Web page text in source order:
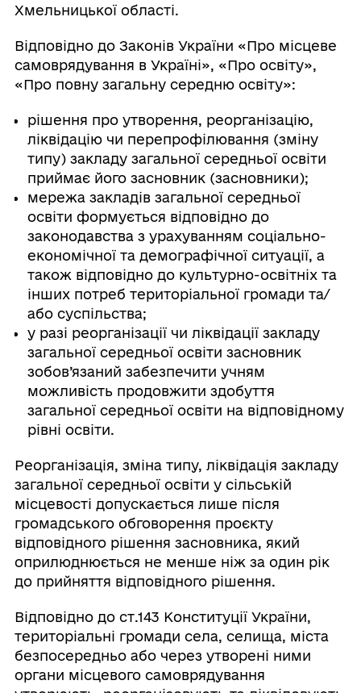
Хмельницької області.
Відповідно до Законів України «Про місцеве
самоврядування в Україні», «Про освіту»,
«Про повну загальну середню освіту»:
рішення про утворення, реорганізацію,
ліквідацію чи перепрофілювання (зміну
типу) закладу загальної середньої освіти
приймає його засновник (засновники);
мережа закладів загальної середньої
освіти формується відповідно до
законодавства з урахуванням соціально-
економічної та демографічної ситуації, а
також відповідно до культурно-освітніх та
інших потреб територіальної громади та/
або суспільства;
у разі реорганізації чи ліквідації закладу
загальної середньої освіти засновник
зобов’язаний забезпечити учням
можливість продовжити здобуття
загальної середньої освіти на відповідному
рівні освіти.
Реорганізація, зміна типу, ліквідація закладу
загальної середньої освіти у сільській
місцевості допускається лише після
громадського обговорення проєкту
відповідного рішення засновника, який
оприлюднюється не менше ніж за один рік
до прийняття відповідного рішення.
Відповідно до ст.143 Конституції України,
територіальні громади села, селища, міста
безпосередньо або через утворені ними
органи місцевого самоврядування